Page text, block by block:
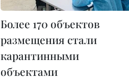
Более 170 объектов
размещения стали
карантинными
объектами